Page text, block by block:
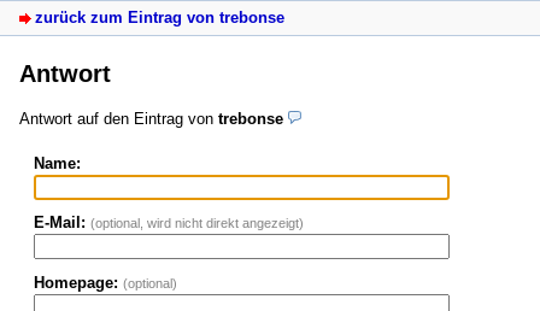
zurück zum Eintrag von trebonse
Antwort
Antwort auf den Eintrag von trebonse
Name:
E-Mail: (optional, wird nicht direkt angezeigt)
Homepage: (optional)